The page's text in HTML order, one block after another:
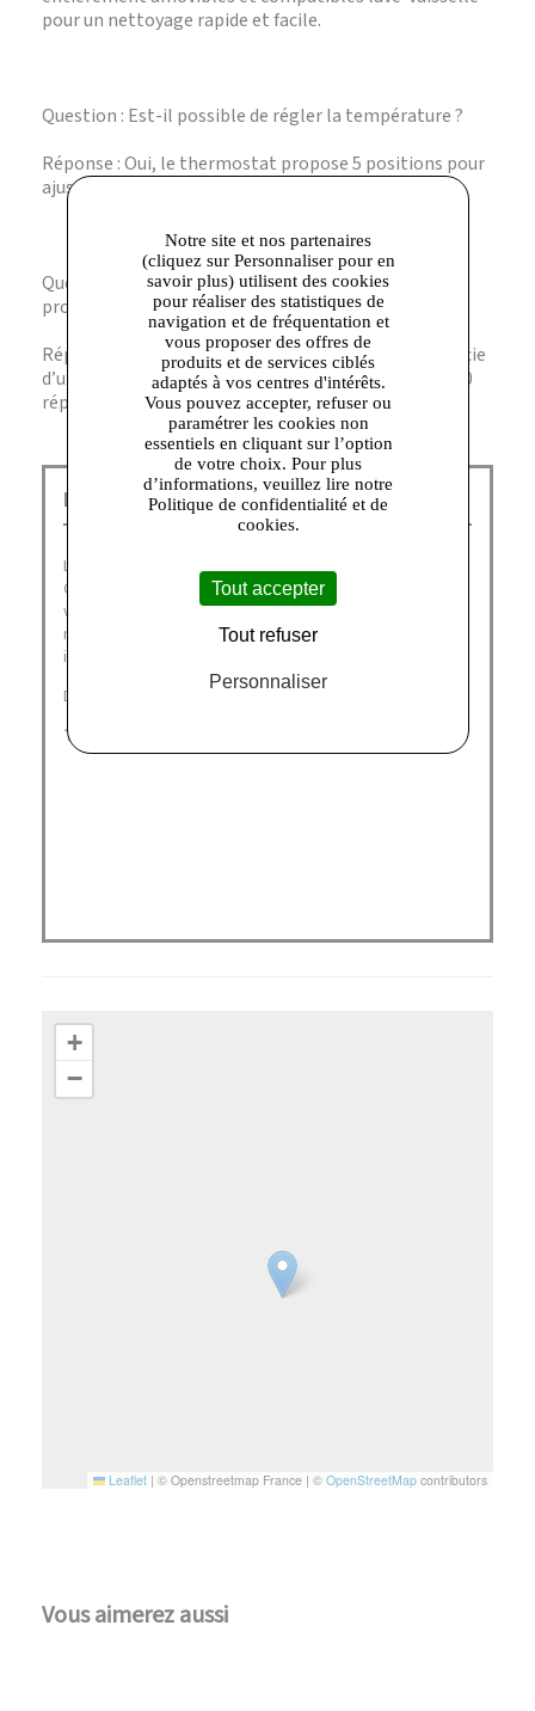
pour un nettoyage rapide et facile.
Question : Est-il possible de régler la température ?
Réponse : Oui, le thermostat propose 5 positions pour
ajuster la cuisson selon vos besoins.
Question : Quelle est la garantie de durabilité du
produit ?
Réponse : Fabriqué en France, le EasyGrill XXL bénéficie
d’une réparabilité de 15 ans grâce à un réseau de 6200
réparateurs dans le monde.
Home & Cook Corbeil :
Leader mondial du Petit Equipement Domestique, le
Groupe SEB a pour vocation de faciliter et d’embellir la
vie quotidienne des consommateurs partout dans le
monde, en créant des produits et des services
innovants pour contribuer à leur « bien-vivre ».
Découvrez nos marques :
TEFAL
+
−
Leaflet | © Openstreetmap France | © OpenStreetMap contributors
Vous aimerez aussi
Notre site et nos partenaires
(cliquez sur Personnaliser pour en
savoir plus) utilisent des cookies
pour réaliser des statistiques de
navigation et de fréquentation et
vous proposer des offres de
produits et de services ciblés
adaptés à vos centres d'intérêts.
Vous pouvez accepter, refuser ou
paramétrer les cookies non
essentiels en cliquant sur l’option
de votre choix. Pour plus
d’informations, veuillez lire notre
Politique de confidentialité et de
cookies.
Tout accepter
Tout refuser
Personnaliser